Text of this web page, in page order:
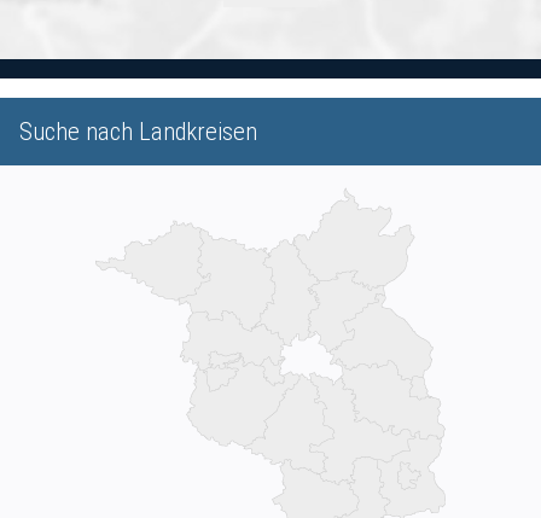
Suche nach Landkreisen